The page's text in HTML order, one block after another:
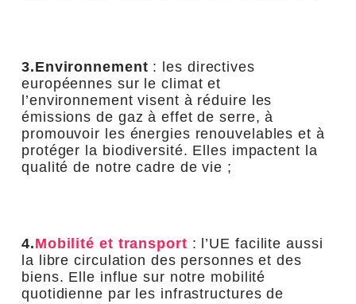
3.Environnement : les directives
européennes sur le climat et
l’environnement visent à réduire les
émissions de gaz à effet de serre, à
promouvoir les énergies renouvelables et à
protéger la biodiversité. Elles impactent la
qualité de notre cadre de vie ;
4.Mobilité et transport : l’UE facilite aussi
la libre circulation des personnes et des
biens. Elle influe sur notre mobilité
quotidienne par les infrastructures de